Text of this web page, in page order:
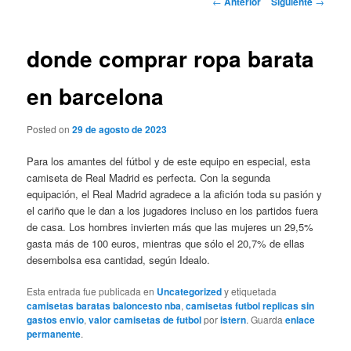
donde comprar ropa barata
en barcelona
Posted on29 de agosto de 2023
Para los amantes del fútbol y de este equipo en especial, esta
camiseta de Real Madrid es perfecta. Con la segunda
equipación, el Real Madrid agradece a la afición toda su pasión y
el cariño que le dan a los jugadores incluso en los partidos fuera
de casa. Los hombres invierten más que las mujeres un 29,5%
gasta más de 100 euros, mientras que sólo el 20,7% de ellas
desembolsa esa cantidad, según Idealo.
Esta entrada fue publicada en Uncategorizedy etiquetada
camisetas baratas baloncesto nba,camisetas futbol replicas sin
gastos envio,valor camisetas de futbolporistern. Guardaenlace
permanente.